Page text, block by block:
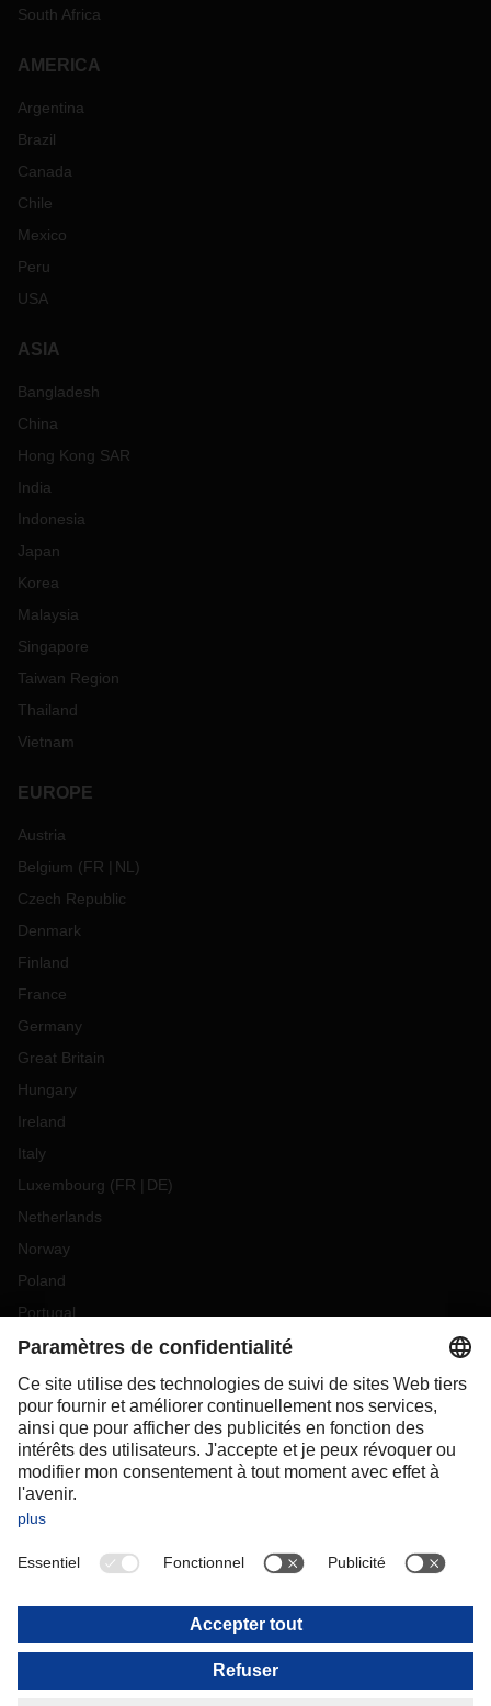
South Africa
AMERICA
Argentina
Brazil
Canada
Chile
Mexico
Peru
USA
ASIA
Bangladesh
China
Hong Kong SAR
India
Indonesia
Japan
Korea
Malaysia
Singapore
Taiwan Region
Thailand
Vietnam
EUROPE
Austria
Belgium (FR NL )
Czech Republic
Denmark
Finland
France
Germany
Great Britain
Hungary
Ireland
Italy
Luxembourg (FR DE)
Netherlands
Norway
Poland
Portugal
Romania
Slovakia
Spain
Sweden
Switzerland(DE FR)
Turkey
OCEANIA